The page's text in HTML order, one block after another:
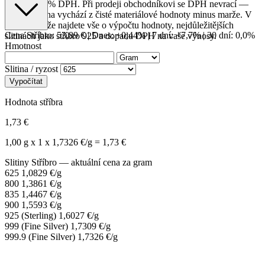
vztahuje 21% DPH. Při prodeji obchodníkovi se DPH nevrací —
výkupní cena vychází z čisté materiálové hodnoty minus marže. V
průvodci níže najdete vše o výpočtu hodnoty, nejdůležitějších
slitinách jako stříbro 925 a dopadu DPH na vaše výnosy.
Cena Stříbro:53,89 € | Dnes: +0,44%| 7 dní: +7,7%| 30 dní: 0,0%
Hmotnost
Slitina / ryzost
Vypočítat
Hodnota stříbra
1,73 €
1,00 g x 1 x 1,7326 €/g = 1,73 €
Slitiny Stříbro — aktuální cena za gram
625 1,0829 €/g
800 1,3861 €/g
835 1,4467 €/g
900 1,5593 €/g
925 (Sterling) 1,6027 €/g
999 (Fine Silver) 1,7309 €/g
999.9 (Fine Silver) 1,7326 €/g